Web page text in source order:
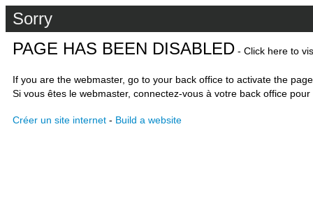
Sorry
PAGE HAS BEEN DISABLED - Click here to
If you are the webmaster, go to your back office to activate the
Si vous êtes le webmaster, connectez-vous à votre back office
Créer un site internet - Build a website